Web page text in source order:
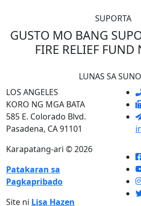
SUPORTA
GUSTO MO BANG
FIRE RELIEF FUND
LUNAS SA
LOS ANGELES
KORO NG MGA BATA
585 E. Colorado Blvd.
Pasadena, CA 91101
Karapatang-ari © 2026
Patakaran sa
Pagkapribado
Site ni Lisa Hazen